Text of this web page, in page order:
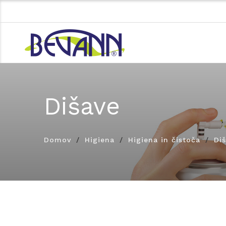
Dišave
Domov Higiena Higiena in čistoča